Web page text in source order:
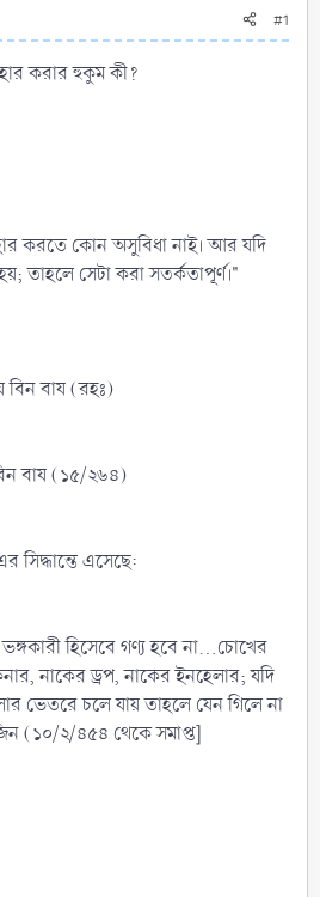
#1
করার হুকুম কী?
করতে কোন অসুবিধা নাই। আর যদি
তাহলে সেটা করা সতর্কতাপূর্ণ।"
বায (রহঃ)
বায (১৫/২৬৪)
সিদ্ধান্তে এসেছে:
হিসেবে গণ্য হবে না…চোখের
নাকের ড্রপ, নাকের ইনহেলার; যদি
ভেতরে চলে যায় তাহলে যেন গিলে না
(১০/২/৪৫৪ থেকে সমাপ্ত]